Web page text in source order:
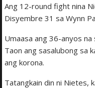
Ang 12-round fight nina
Disyembre 31 sa Wynn
Umaasa ang 36-anyos
Taon ang sasalubong sa
ang korona.
Tatangkain din ni Nietes,